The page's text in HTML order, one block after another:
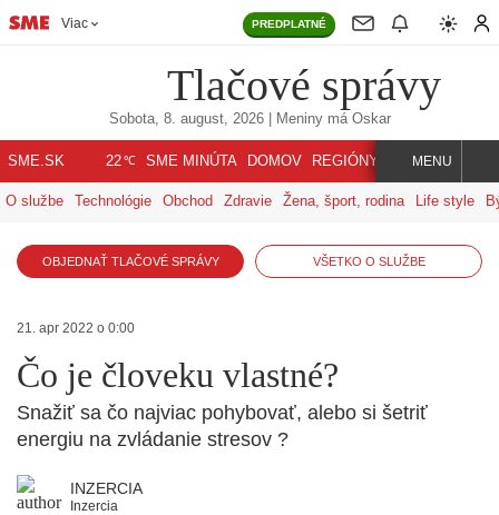
Viac PREDPLATNÉ
Tlačové správy
Sobota, 8. august, 2026| Meniny má Oskar
SME.SK 22℃ SME MINÚTA DOMOV REGIÓNY INDEX SVET
MENU
O službe Technológie Obchod Zdravie Žena, šport, rodina Life style
OBJEDNAŤ TLAČOVÉ SPRÁVY VŠETKO O SLUŽBE
21. apr 2022 o 0:00
Čo je človeku vlastné?
Snažiť sa čo najviac pohybovať, alebo si šetriť
energiu na zvládanie stresov ?
INZERCIA
Inzercia